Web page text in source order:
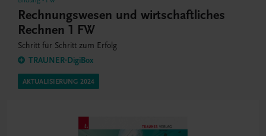
Rechnungswesen und wirtschaftliches
Rechnen 1 FW
Schritt für Schritt zum Erfolg
TRAUNER-DigiBox
AKTUALISIERUNG 2024